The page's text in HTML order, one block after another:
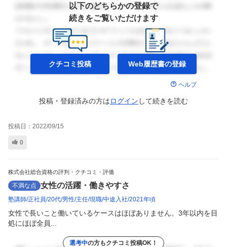
以下のどちらかの登録で
続きをご覧いただけます
クチコミ投稿 Web履歴書の登録
ヘルプ
投稿・登録済みの方はログイン して続きを読む
投稿日： 2022/09/15
0
株式会社総合資格の評判・クチコミ・評価
不満な点 女性の活躍・働きやすさ
塾講師 正社員 20代 男性 主任 現職 中途入社 2021年頃
女性で長いこと働いているケースはほぼありません。3年以内を目
処にほぼ全員...
選考中の方もクチコミ投稿OK！